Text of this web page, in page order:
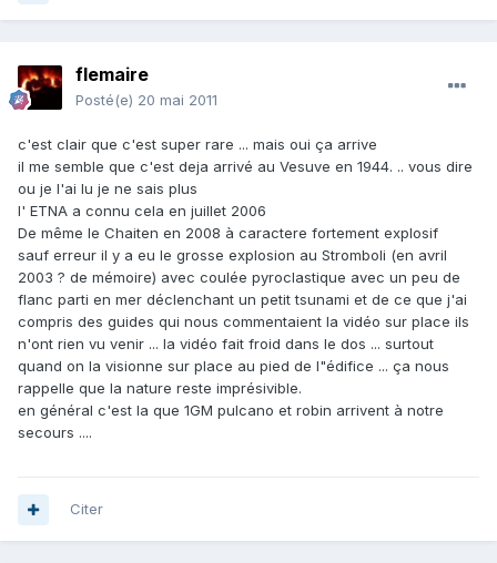
flemaire
Posté(e) 20 mai 2011
c'est clair que c'est super rare ... mais oui ça arrive
il me semble que c'est deja arrivé au Vesuve en 1944. .. vous dire
ou je l'ai lu je ne sais plus
l' ETNA a connu cela en juillet 2006
De même le Chaiten en 2008 à caractere fortement explosif
sauf erreur il y a eu le grosse explosion au Stromboli (en avril
2003 ? de mémoire) avec coulée pyroclastique avec un peu de
flanc parti en mer déclenchant un petit tsunami et de ce que j'ai
compris des guides qui nous commentaient la vidéo sur place ils
n'ont rien vu venir ... la vidéo fait froid dans le dos ... surtout
quand on la visionne sur place au pied de l"édifice ... ça nous
rappelle que la nature reste imprésivible.
en général c'est la que 1GM pulcano et robin arrivent à notre
secours ....
Citer